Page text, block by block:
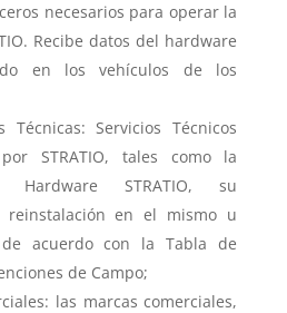
necesarios para operar la
Recibe datos del hardware
en los vehículos de los
Técnicas: Servicios Técnicos
STRATIO, tales como la
Hardware STRATIO, su
reinstalación en el mismo u
acuerdo con la Tabla de
de Campo;
las marcas comerciales,